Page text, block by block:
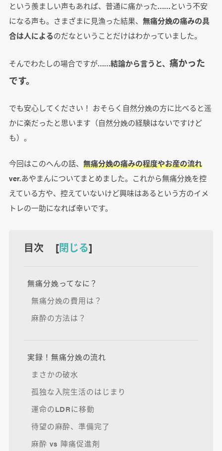
という羨ましい声もあれば、普通に痛かった……という不安
になる声も。さまざまに見漁った結果、 無痛分娩の痛みの具
合は人によるのだなということだけはわかっていました。
そんでわたしの場合ですが……結論から言うと、 痛かった
です。
でも安心してください！ おそらく自然分娩の方に比べると遥
かに楽だったと思います（自然分娩の経験はないですけど
も）。
今回はこのへんの話、 無痛分娩の痛みの程度やお産の流れ
ver.あやまんについてまとめました。これから無痛分娩を控
えている方や、控えていないけど興味はあるという方のイメ
トレの一助になれば幸いです。
目次 [閉じる]
無痛分娩ってなに？
無痛分娩の費用は？
麻酔の方法は？
実録！無痛分娩の流れ
まさかの破水
孤独な入院生活のはじまり
運命のLDRに移動
待望の麻酔、準備完了
麻酔 vs 陣痛促進剤